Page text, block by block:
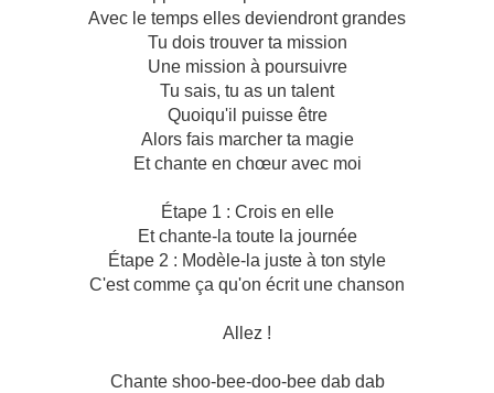
Avec le temps elles deviendront grandes
Tu dois trouver ta mission
Une mission à poursuivre
Tu sais, tu as un talent
Quoiqu'il puisse être
Alors fais marcher ta magie
Et chante en chœur avec moi
Étape 1 : Crois en elle
Et chante-la toute la journée
Étape 2 : Modèle-la juste à ton style
C'est comme ça qu'on écrit une chanson
Allez !
Chante shoo-bee-doo-bee dab dab